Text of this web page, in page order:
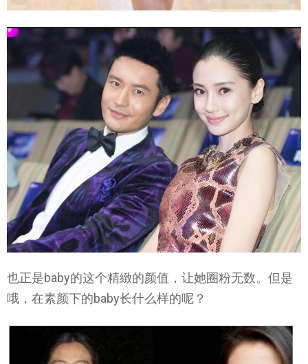
也正是baby的这个精緻的颜值，让她圈粉无数。但是
哦，在素颜下的baby长什么样的呢？